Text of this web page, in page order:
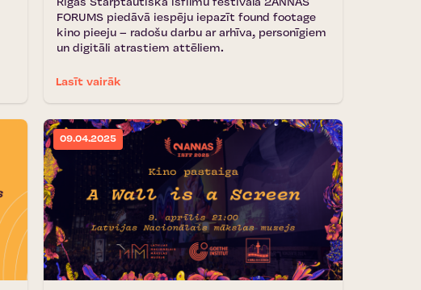
Rīgas Starptautiskā īsfilmu festivāla 2ANNAS
FORUMS piedāvā iespēju iepazīt found footage
kino pieeju – radošu darbu ar arhīva, personīgiem
un digitāli atrastiem attēliem.
Lasīt vairāk
09.04.2025